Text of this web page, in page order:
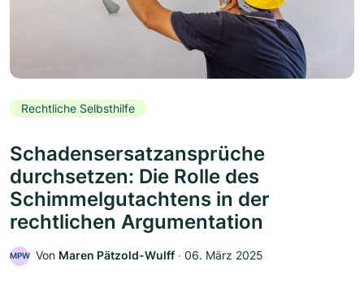
Rechtliche Selbsthilfe
Schadensersatzansprüche
durchsetzen: Die Rolle des
Schimmelgutachtens in der
rechtlichen Argumentation
MPW Von Maren Pätzold-Wulff ‧ 06. März 2025